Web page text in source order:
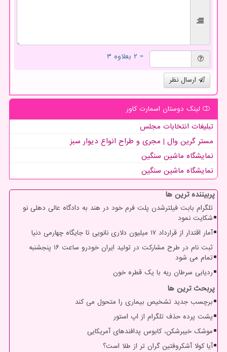
= ۲ بعلاوه ۳
ارسال نظر
لینک دوستان اسمارت كاور
تبلیغات انتخابات مجلس
مستر گرین وال | مجری و طراح انواع دیوار سبز
نمایشگاه ماشین سنگین
نمایشگاه ماشین سنگین
پربیننده ترین ها
تلگرام بابت فیلترشدن پلت فرم خود در هند به دادگاه عالی دهلی نو
شکایت نمود
آمار اقتدار از قرارداد ۱۷ میلیون دلاری نانویی تا جایگاه چهارمی دنیا
ثبت نام در طرح مشارکت در تولید ایران خودرو ساعت ۱۶ پنجشنبه
تمام می شود
ردیابی سرطان ریه با یک قطره خون
پربحث ترین ها
برچسب جدید تشخیص بیماری را متحول می کند
پشت پرده حذف تلگرام از اپ استور
موشک خیبرشکن، کابوس پدافندهای آمریکایی
آیا کولا آشکروفتین گران تر از طلا است؟